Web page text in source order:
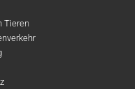
Tieren